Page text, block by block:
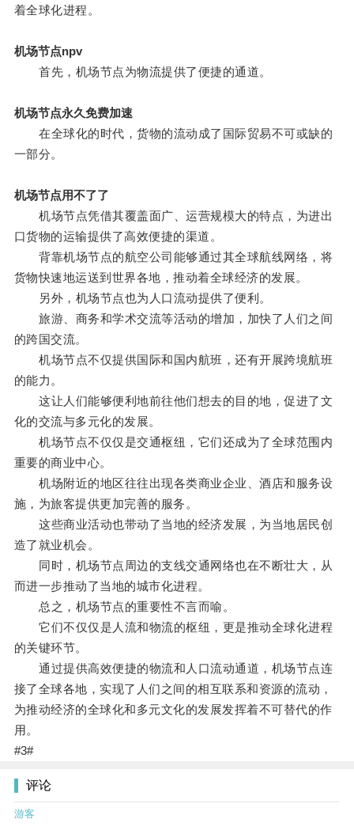
着全球化进程。
机场节点npv
首先，机场节点为物流提供了便捷的通道。
机场节点永久免费加速
在全球化的时代，货物的流动成了国际贸易不可或缺的
一部分。
机场节点用不了了
机场节点凭借其覆盖面广、运营规模大的特点，为进出
口货物的运输提供了高效便捷的渠道。
背靠机场节点的航空公司能够通过其全球航线网络，将
货物快速地运送到世界各地，推动着全球经济的发展。
另外，机场节点也为人口流动提供了便利。
旅游、商务和学术交流等活动的增加，加快了人们之间
的跨国交流。
机场节点不仅提供国际和国内航班，还有开展跨境航班
的能力。
这让人们能够便利地前往他们想去的目的地，促进了文
化的交流与多元化的发展。
机场节点不仅仅是交通枢纽，它们还成为了全球范围内
重要的商业中心。
机场附近的地区往往出现各类商业企业、酒店和服务设
施，为旅客提供更加完善的服务。
这些商业活动也带动了当地的经济发展，为当地居民创
造了就业机会。
同时，机场节点周边的支线交通网络也在不断壮大，从
而进一步推动了当地的城市化进程。
总之，机场节点的重要性不言而喻。
它们不仅仅是人流和物流的枢纽，更是推动全球化进程
的关键环节。
通过提供高效便捷的物流和人口流动通道，机场节点连
接了全球各地，实现了人们之间的相互联系和资源的流动，
为推动经济的全球化和多元文化的发展发挥着不可替代的作
用。
#3#
评论
游客